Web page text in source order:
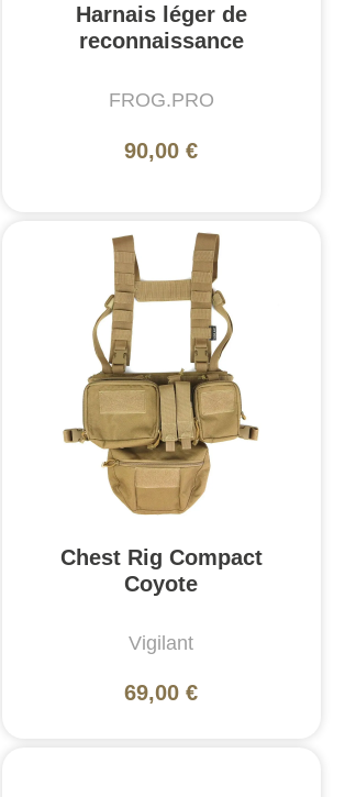
Harnais léger de
reconnaissance
FROG.PRO
90,00 €
Chest Rig Compact
Coyote
Vigilant
69,00 €